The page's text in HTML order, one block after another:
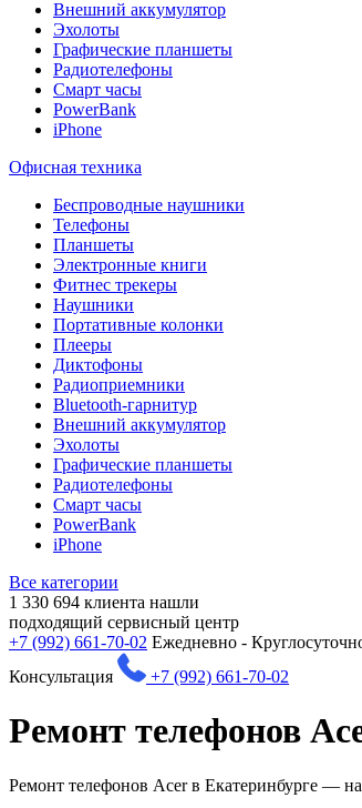
Внешний аккумулятор
Эхолоты
Графические планшеты
Радиотелефоны
Смарт часы
PowerBank
iPhone
Офисная техника
Беспроводные наушники
Телефоны
Планшеты
Электронные книги
Фитнес трекеры
Наушники
Портативные колонки
Плееры
Диктофоны
Радиоприемники
Bluetooth-гарнитур
Внешний аккумулятор
Эхолоты
Графические планшеты
Радиотелефоны
Смарт часы
PowerBank
iPhone
Все категории
1 330 694 клиента нашли
подходящий сервисный центр
+7 (992) 661-70-02 Ежедневно -
Консультация
+7 (992) 661-70-02
Ремонт телефонов
Ремонт телефонов Acer в Екатеринбурге —